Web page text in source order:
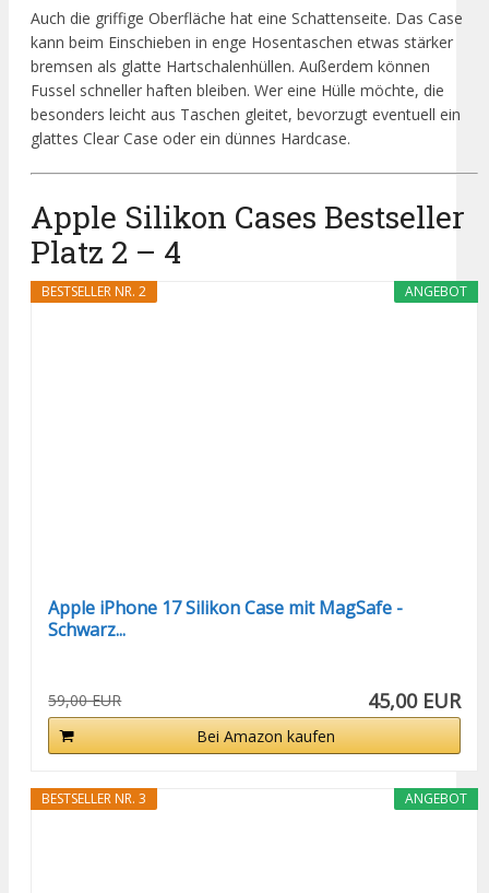
Auch die griffige Oberfläche hat eine Schattenseite. Das Case
kann beim Einschieben in enge Hosentaschen etwas stärker
bremsen als glatte Hartschalenhüllen. Außerdem können
Fussel schneller haften bleiben. Wer eine Hülle möchte, die
besonders leicht aus Taschen gleitet, bevorzugt eventuell ein
glattes Clear Case oder ein dünnes Hardcase.
Apple Silikon Cases Bestseller
Platz 2 – 4
ANGEBOT
BESTSELLER NR. 2
Apple iPhone 17 Silikon Case mit MagSafe -
Schwarz...
59,00 EUR 45,00 EUR
Bei Amazon kaufen
ANGEBOT
BESTSELLER NR. 3